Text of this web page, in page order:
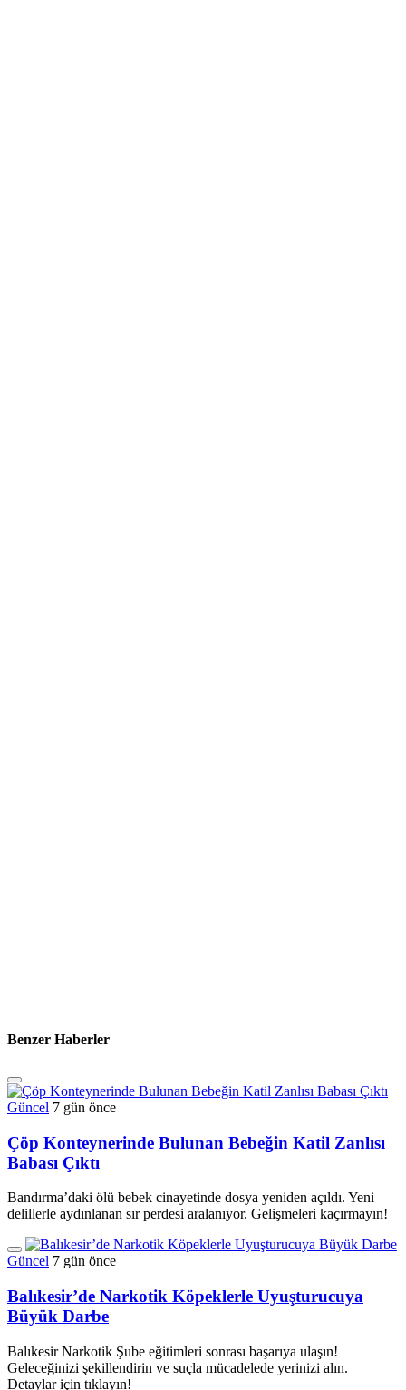
Benzer Haberler
Güncel 7 gün önce
Çöp Konteynerinde Bulunan Bebeğin Katil Zanlısı
Babası Çıktı
Bandırma’daki ölü bebek cinayetinde dosya yeniden açıldı. Yeni
delillerle aydınlanan sır perdesi aralanıyor. Gelişmeleri kaçırmayın!
Güncel 7 gün önce
Balıkesir’de Narkotik Köpeklerle Uyuşturucuya
Büyük Darbe
Balıkesir Narkotik Şube eğitimleri sonrası başarıya ulaşın!
Geleceğinizi şekillendirin ve suçla mücadelede yerinizi alın.
Detaylar için tıklayın!